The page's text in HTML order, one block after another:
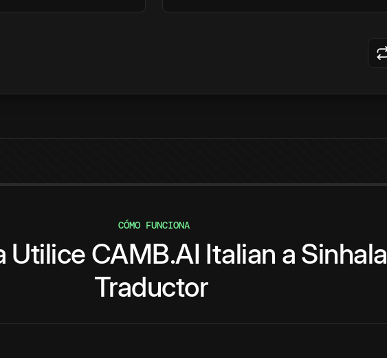
CÓMO FUNCIONA
Utilice CAMB.AI Italian a Sinhala
Traductor